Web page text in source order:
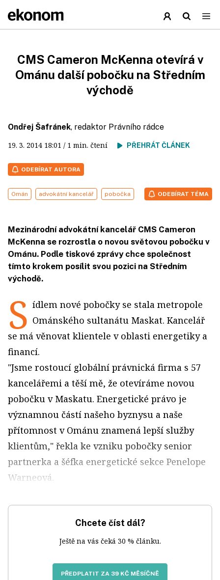
CMS Cameron McKenna otevírá v
Ománu další pobočku na Středním
východě
Ondřej Šafránek, redaktor Právního rádce
19. 3. 2014 18:01 / 1 min. čtení PŘEHRÁT ČLÁNEK
ODEBÍRAT AUTORA
Omán advokátní kancelář pobočka ODEBÍRAT TÉMA
Mezinárodní advokátní kancelář CMS Cameron
McKenna se rozrostla o novou světovou pobočku v
Ománu. Podle tiskové zprávy chce společnost
tímto krokem posílit svou pozici na Středním
východě.
S ídlem nové pobočky se stala metropole
Ománského sultanátu Maskat. Kancelář
se má věnovat klientele v oblasti energetiky a
financí.
"Jsme rostoucí globální právnická firma s 57
kancelářemi a těší mě, že otevíráme novou
pobočku v Maskatu. Energetické právo je
významnou částí našeho byznysu a naše
přítomnost v Ománu znamená lepší služby
klientům," řekla ke vzniku pobočky senior
partnerka a šéfka energetické sekce Penelope
Warneová.
Chcete číst dál?
Ještě na vás čeká 30 % článku.
PŘEDPLATIT ZA 39 KČ MĚSÍČNĚ